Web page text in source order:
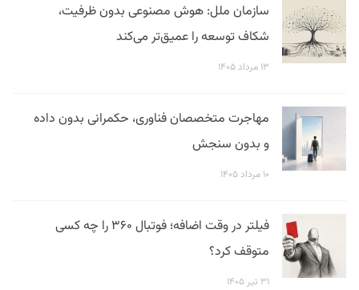
سازمان ملل: هوش مصنوعی بدون ظرفیت،
شکاف توسعه را عمیق‌تر می‌کند
۱۳ مرداد ۱۴۰۵
مهاجرت متخصصان فناوری، حکمرانی بدون داده
و بدون سنجش
۱۰ مرداد ۱۴۰۵
فیلتر در وقت اضافه؛ فوتبال ۳۶۰ را چه کسی
متوقف کرد؟
۳۱ تیر ۱۴۰۵